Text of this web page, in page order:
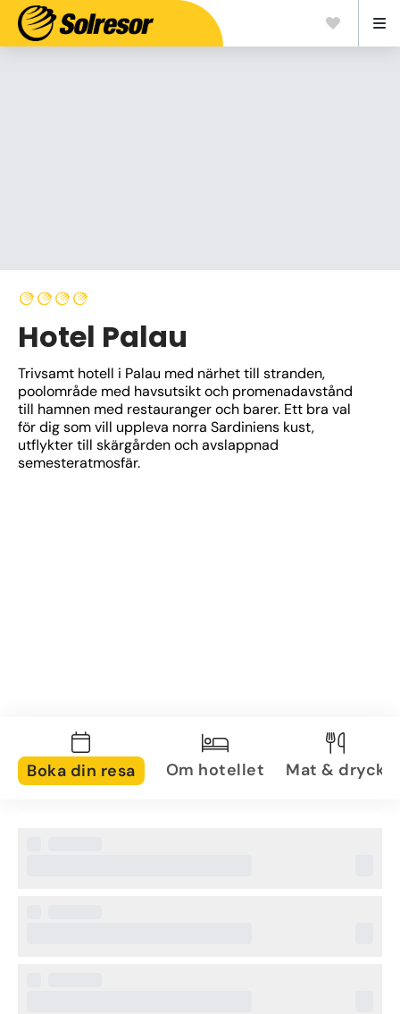
Hotel Palau
Trivsamt hotell i Palau med närhet till stranden,
poolområde med havsutsikt och promenadavstånd
till hamnen med restauranger och barer. Ett bra val
för dig som vill uppleva norra Sardiniens kust,
utflykter till skärgården och avslappnad
semesteratmosfär.
Boka din resa Om hotellet Mat & dryck